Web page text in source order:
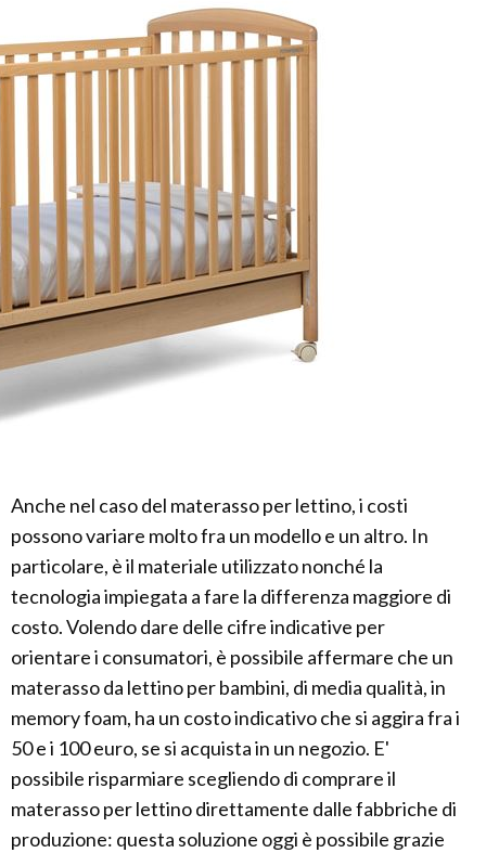
Anche nel caso del materasso per lettino, i costi
possono variare molto fra un modello e un altro. In
particolare, è il materiale utilizzato nonché la
tecnologia impiegata a fare la differenza maggiore di
costo. Volendo dare delle cifre indicative per
orientare i consumatori, è possibile affermare che un
materasso da lettino per bambini, di media qualità, in
memory foam, ha un costo indicativo che si aggira fra i
50 e i 100 euro, se si acquista in un negozio. E'
possibile risparmiare scegliendo di comprare il
materasso per lettino direttamente dalle fabbriche di
produzione: questa soluzione oggi è possibile grazie